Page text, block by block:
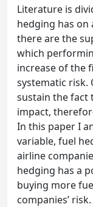
Literature is
hedging has on
there are the
which
increase of the
systematic risk.
sustain the fact
impact,
In this paper I
variable, fuel
airline
hedging has a
buying more
companies’